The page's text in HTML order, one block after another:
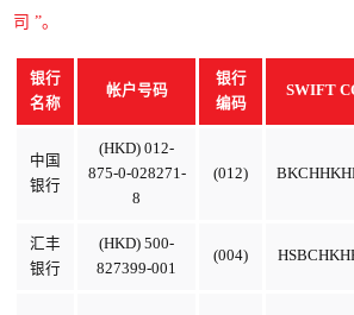
司 ”。
银行
名称
帐户号码
银行
编码
SWIFT
中国
银行
(HKD) 012-
875-0-028271-
8
(012)
汇丰
银行
(HKD) 500-
827399-001
(004)